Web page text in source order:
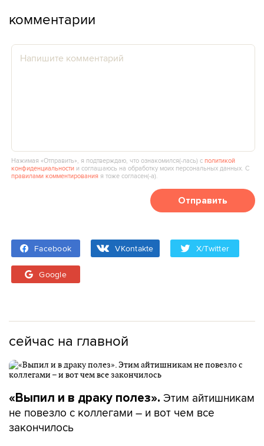
комментарии
Нажимая «Отправить», я подтверждаю, что ознакомился(‑лась) сполитикой
конфиденциальности и соглашаюсь на обработку моих персональных данных. С
правилами комментирования я тоже согласен(‑а).
Отправить
Facebook VKontakte X/Twitter
Google
сейчас на главной
«Выпил и в драку полез». Этим айтишникам
не повезло с коллегами – и вот чем все
закончилось